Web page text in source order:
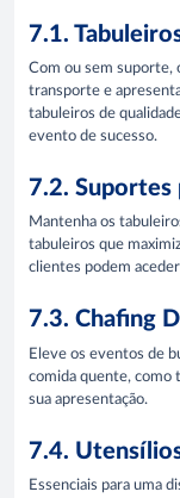
7.1.
Com ou sem suporte,
transporte e
tabuleiros de
evento de sucesso.
7.2. Suportes
Mantenha os
tabuleiros que
clientes podem
7.3. Chafing
Eleve os eventos de
comida quente, como
sua apresentação.
7.4.
Essenciais para uma